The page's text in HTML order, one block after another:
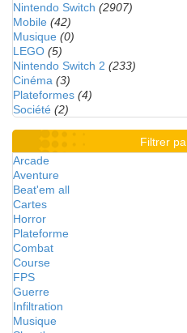
Nintendo Switch (2907)
Mobile (42)
Musique (0)
LEGO (5)
Nintendo Switch 2 (233)
Cinéma (3)
Plateformes (4)
Société (2)
Filtrer
Arcade
Aventure
Beat'em all
Cartes
Horror
Plateforme
Combat
Course
FPS
Guerre
Infiltration
Musique